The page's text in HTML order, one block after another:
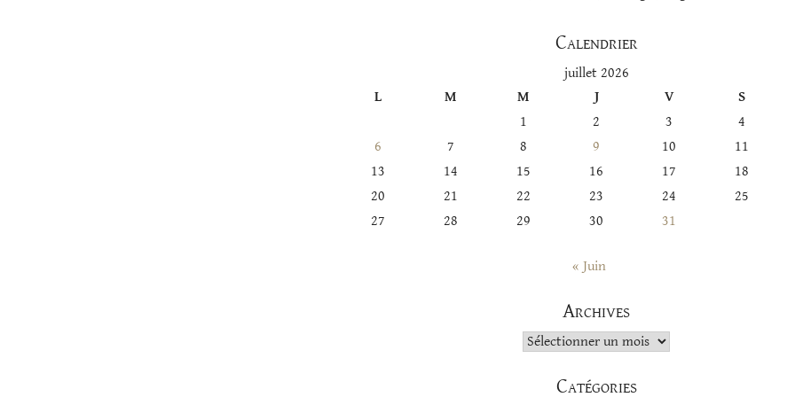
Calendrier
juillet 2026
L
M M J V S
1
2 3 4
6
7 8 9 10 11
13
14 15 16 17 18
20
21 22 23 24 25
27
28 29 30 31
« Juin
Archives
Archives
Catégories